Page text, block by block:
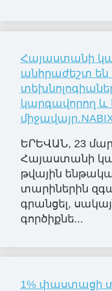
Հայաստանի
անհրաժեշտ են
կարգավորող և
ԵՐԵՎԱՆ, 23
Հայաստանի
թվային
տարիներին
գրանցել,
գործիքնե...
1% փաստացի